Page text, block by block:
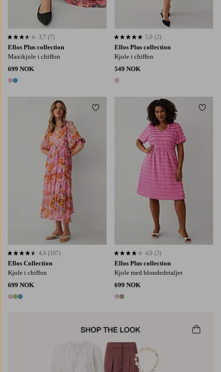
Ellos Plus collection
Maxikjole i chiffon
699 NOK
2 farger
3,7 basert på 7 karaktergivninger
3,7 (7)
Ellos Plus collection
Kjole i chiffon
549 NOK
1 farge
5,0 basert på 2 karaktergivninger
5,0 (2)
Ellos Collection
Kjole i chiffon
699 NOK
3 farger
4,4 basert på 107 karaktergivninger
4,4 (107)
Legg til favoritter
Ellos Plus collection
Kjole med blondedetaljer
699 NOK
2 farger
4,0 basert på 3 karaktergivninger
4,0 (3)
3XL4XL